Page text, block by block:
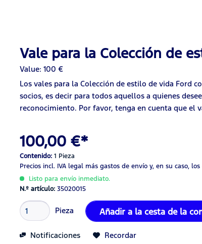
Vale para la Colección de
Value: 100 €
Los vales para la Colección de estilo de vida Ford
socios, es decir para todos aquellos a quienes
reconocimiento. Por favor, tenga en cuenta que el
100,00 €*
Contenido:1 Pieza
Precios incl. IVA legal más gastos de envío y, en su caso,
Listo para envío inmediato.
N.º artículo:35020015
Pieza Añadir a la cesta de la
Notificaciones Recordar